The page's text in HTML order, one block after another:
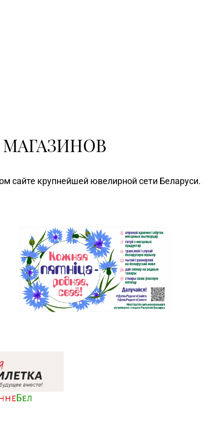
сайте крупнейшей ювелирной сети Беларуси.